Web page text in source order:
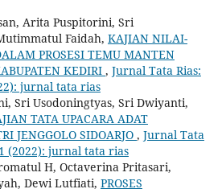
Arita Puspitorini, Sri
Faidah, KAJIAN NILAI-
PROSESI TEMU MANTEN
KEDIRI , Jurnal Tata Rias:
jurnal tata rias
Sri Usodoningtyas, Sri Dwiyanti,
TATA UPACARA ADAT
JENGGOLO SIDOARJO , Jurnal Tata
(2022): jurnal tata rias
H, Octaverina Pritasari,
Dewi Lutfiati, PROSES